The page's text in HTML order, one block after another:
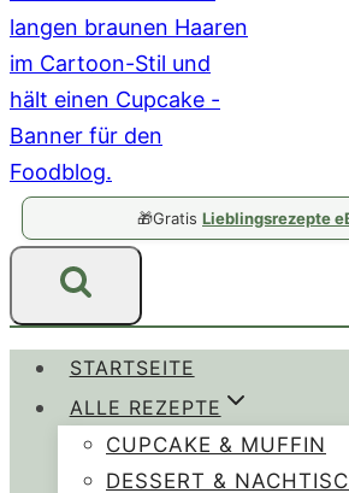
🎁Gratis Lieblingsrezepte
STARTSEITE
ALLE REZEPTE
CUPCAKE & MUFFIN
DESSERT &